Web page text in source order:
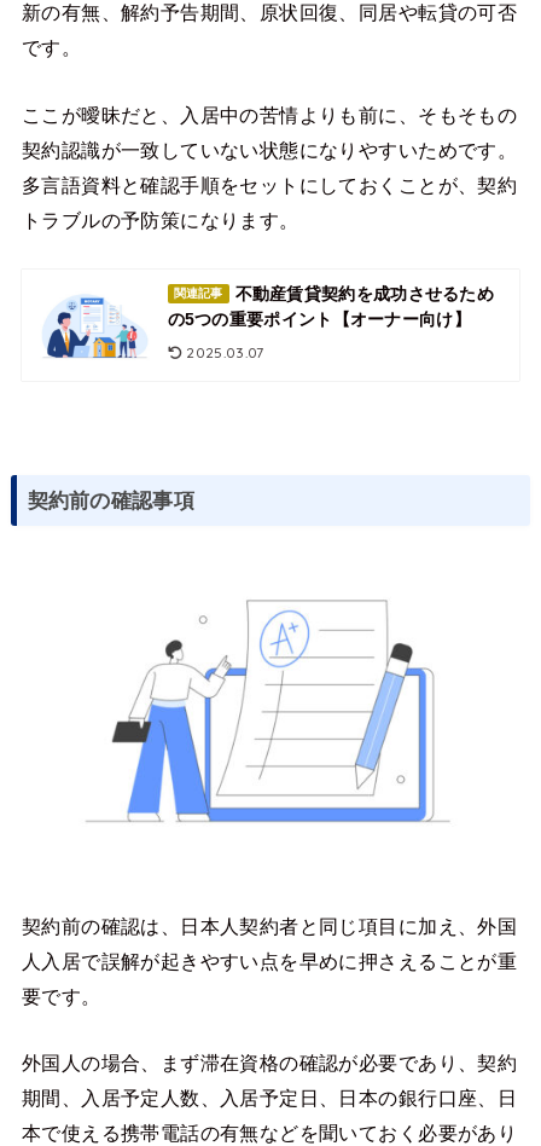
新の有無、解約予告期間、原状回復、同居や転貸の可否
です。
ここが曖昧だと、入居中の苦情よりも前に、そもそもの
契約認識が一致していない状態になりやすいためです。
多言語資料と確認手順をセットにしておくことが、契約
トラブルの予防策になります。
関連記事
不動産賃貸契約を成功させるため
の5つの重要ポイント【オーナー向け】
2025.03.07
契約前の確認事項
契約前の確認は、日本人契約者と同じ項目に加え、外国
人入居で誤解が起きやすい点を早めに押さえることが重
要です。
外国人の場合、まず滞在資格の確認が必要であり、契約
期間、入居予定人数、入居予定日、日本の銀行口座、日
本で使える携帯電話の有無などを聞いておく必要があり